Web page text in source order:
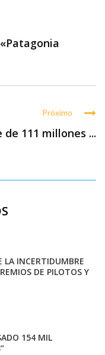
Próximo
111 millones ...
LA INCERTIDUMBRE
DE PILOTOS Y
154 MIL